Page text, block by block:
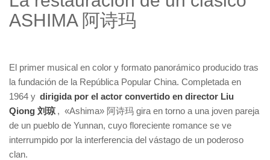
ASHIMA 阿诗玛
El primer musical en color y formato panorámico producido tras
la fundación de la República Popular China. Completada en
1964 y dirigida por el actor convertido en director Liu
Qiong 刘琼 , «Ashima» 阿诗玛 gira en torno a una joven pareja
de un pueblo de Yunnan, cuyo floreciente romance se ve
interrumpido por la interferencia del vástago de un poderoso
clan.